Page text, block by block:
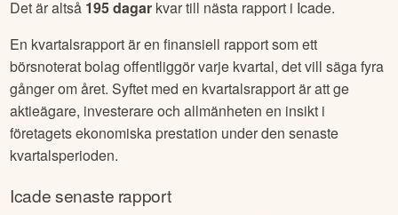
Det är altså 195dagar kvar till nästa rapport i Icade.
En kvartalsrapport är en finansiell rapport som ett
börsnoterat bolag offentliggör varje kvartal, det vill säga fyra
gånger om året. Syftet med en kvartalsrapport är att ge
aktieägare, investerare och allmänheten en insikt i
företagets ekonomiska prestation under den senaste
kvartalsperioden.
Icadesenaste rapport